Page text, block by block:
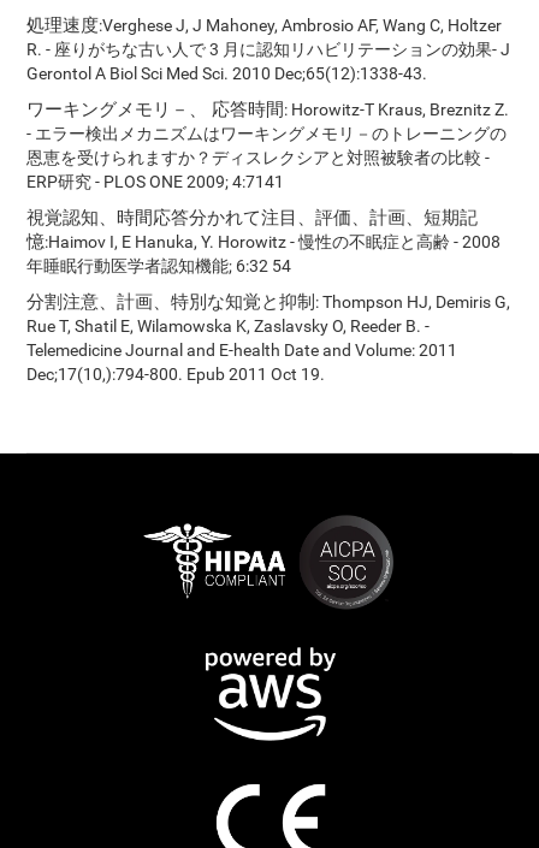
処理速度:Verghese J, J Mahoney, Ambrosio AF, Wang C, Holtzer
R. - 座りがちな古い人で 3 月に認知リハビリテーションの効果- J
Gerontol A Biol Sci Med Sci. 2010 Dec;65(12):1338-43.
ワーキングメモリ－、 応答時間: Horowitz-T Kraus, Breznitz Z.
- エラー検出メカニズムはワーキングメモリ－のトレーニングの
恩恵を受けられますか？ディスレクシアと対照被験者の比較 -
ERP研究 - PLOS ONE 2009; 4:7141
視覚認知、時間応答分かれて注目、評価、計画、短期記
憶:Haimov I, E Hanuka, Y. Horowitz - 慢性の不眠症と高齢 - 2008
年睡眠行動医学者認知機能; 6:32 54
分割注意、計画、特別な知覚と抑制 : Thompson HJ, Demiris G,
Rue T, Shatil E, Wilamowska K, Zaslavsky O, Reeder B. -
Telemedicine Journal and E-health Date and Volume: 2011
Dec;17(10,):794-800. Epub 2011 Oct 19.